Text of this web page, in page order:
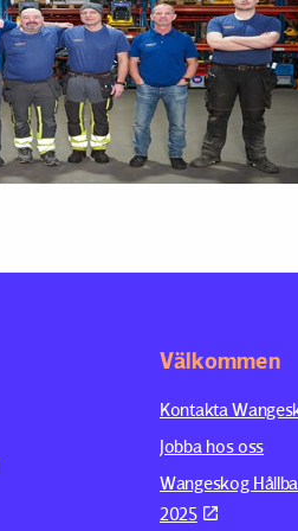
Välkommen
Kontakta
Jobba hos oss
Wangeskog
2025